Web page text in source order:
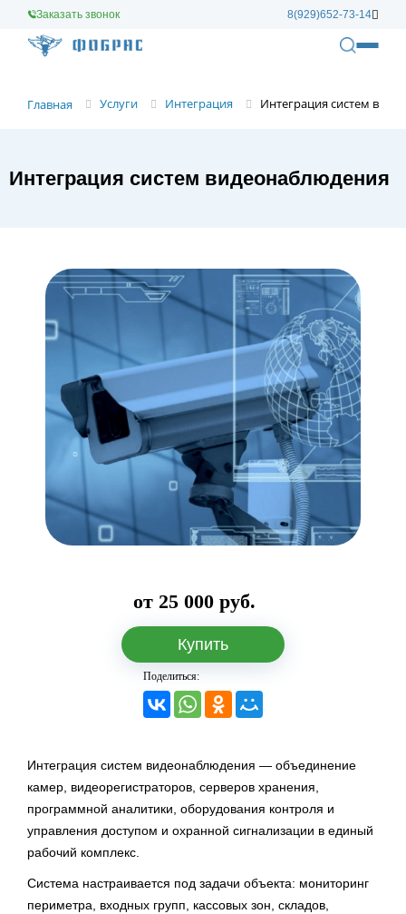
8(929)652-73-14
Заказать звонок
Главная Услуги Интеграция Интеграция систем
Интеграция систем видеонаблюдения
от 25 000 руб.
Купить
Поделиться:
Интеграция систем видеонаблюдения — объединение
камер, видеорегистраторов, серверов хранения,
программной аналитики, оборудования контроля и
управления доступом и охранной сигнализации в единый
рабочий комплекс.
Система настраивается под задачи объекта: мониторинг
периметра, входных групп, кассовых зон, складов,